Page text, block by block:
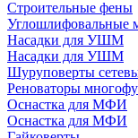
Строительные фены
Углошлифовальные
Насадки для УШМ
Насадки для УШМ
Шуруповерты
Реноваторы
Оснастка для МФИ
Оснастка для МФИ